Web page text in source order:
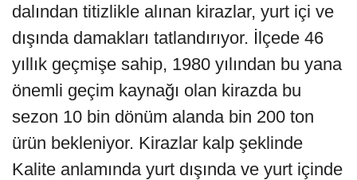
dalından titizlikle alınan kirazlar, yurt içi ve
dışında damakları tatlandırıyor. İlçede 46
yıllık geçmişe sahip, 1980 yılından bu yana
önemli geçim kaynağı olan kirazda bu
sezon 10 bin dönüm alanda bin 200 ton
ürün bekleniyor. Kirazlar kalp şeklinde
Kalite anlamında yurt dışında ve yurt içinde